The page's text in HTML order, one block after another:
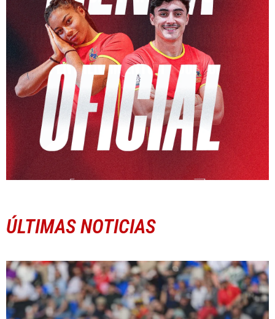
ÚLTIMAS NOTICIAS